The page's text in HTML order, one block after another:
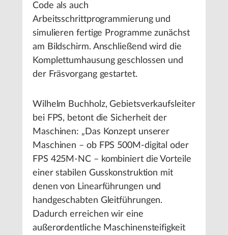
Code als auch
Arbeitsschrittprogrammierung und
simulieren fertige Programme zunächst
am Bildschirm. Anschließend wird die
Komplettumhausung geschlossen und
der Fräsvorgang gestartet.
Wilhelm Buchholz, Gebietsverkaufsleiter
bei FPS, betont die Sicherheit der
Maschinen: „Das Konzept unserer
Maschinen – ob FPS 500M-digital oder
FPS 425M-NC – kombiniert die Vorteile
einer stabilen Gusskonstruktion mit
denen von Linearführungen und
handgeschabten Gleitführungen.
Dadurch erreichen wir eine
außerordentliche Maschinensteifigkeit